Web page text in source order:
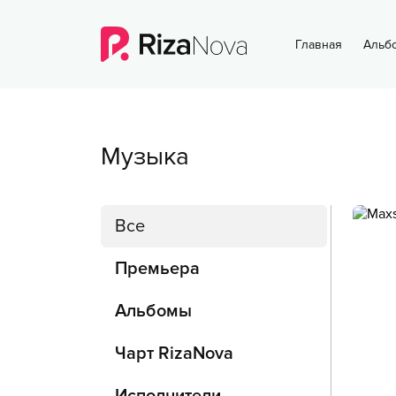
Главная
Музыка
Все
Премьера
Альбомы
Чарт RizaNova